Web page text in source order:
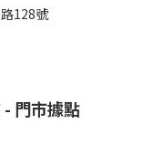
128號
門市據點